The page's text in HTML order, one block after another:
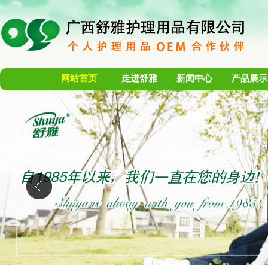
网站首页 走进舒雅 新闻中心 产品展示